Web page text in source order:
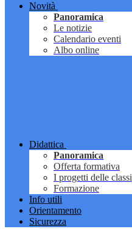
Novità
Panoramica
Le notizie
Calendario eventi
Albo online
Didattica
Panoramica
Offerta formativa
I progetti delle classi
Formazione
Info utili
Orientamento
Sicurezza